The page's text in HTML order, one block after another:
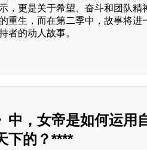
，更是关于希望、奋斗和团队精
重生，而在第二季中，故事将进
者的动人故事。
中，女帝是如何运用
下的？****